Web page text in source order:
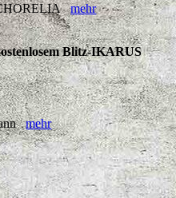
CHORELIAmehr
Blitz-IKARUS
mehr